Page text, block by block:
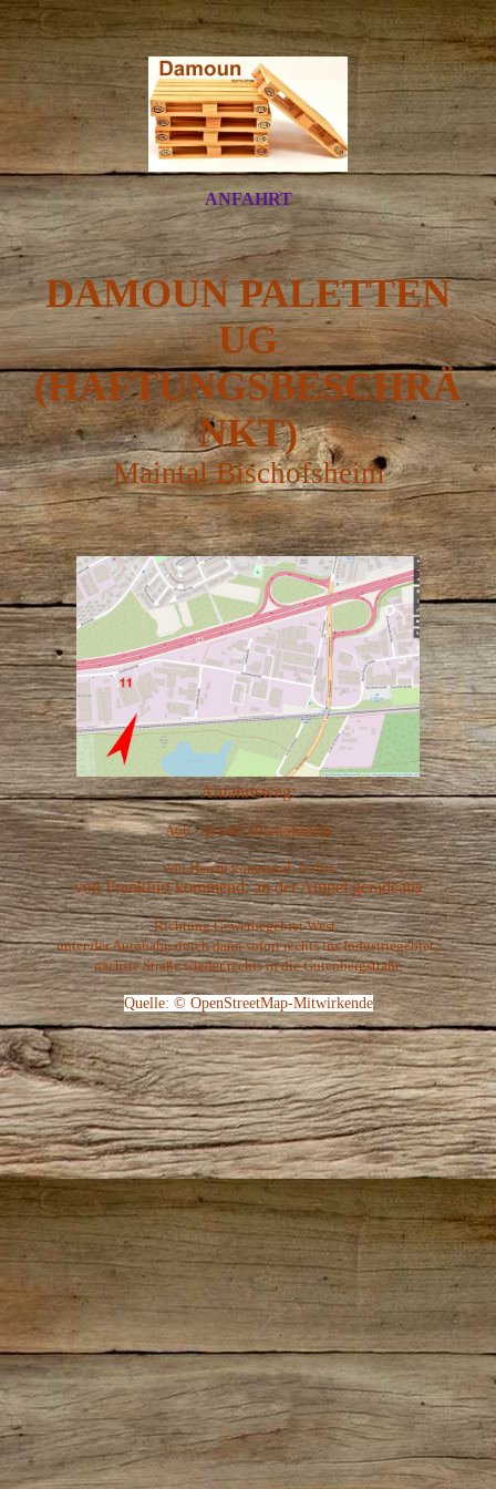
ANFAHRT
DAMOUN PALETTEN
UG
(HAFTUNGSBESCHRÄ
NKT)
Maintal Bischofsheim
Anfahrtsweg:
A66 - Abfahrt Bischofsheim
von Hanau kommend: rechts
von Frankfurt kommend: an der Ampel geradeaus
Richtung Gewerbegebiet West,
unter der Autobahn durch dann sofort rechts ins Industriegebiet,
nächste Straße wieder rechts in die Gutenbergstraße
Quelle: © OpenStreetMap-Mitwirkende